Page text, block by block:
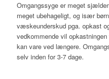
Omgangssyge er meget
meget ubehageligt, og især
væskeunderskud pga. opkast
vedkommende vil
kan vare ved længere.
selv inden for 3-7 dage.